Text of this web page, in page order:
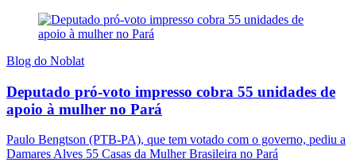
Blog do Noblat
Deputado pró-voto impresso cobra 55 unidades de
apoio à mulher no Pará
Paulo Bengtson (PTB-PA), que tem votado com o governo, pediu a
Damares Alves 55 Casas da Mulher Brasileira no Pará